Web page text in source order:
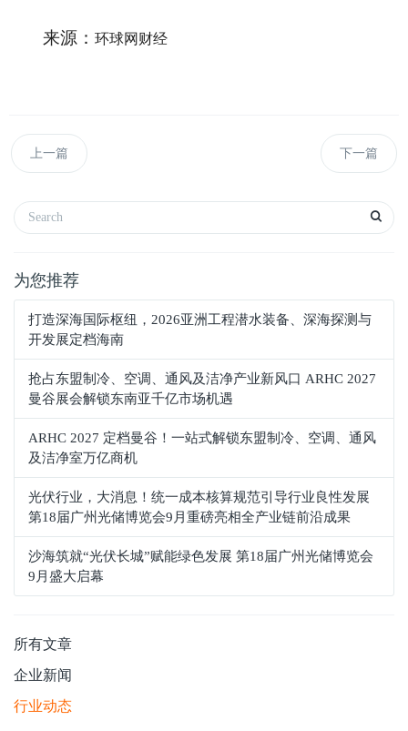
来源： 环球网财经
上一篇 下一篇
为您推荐
打造深海国际枢纽，2026亚洲工程潜水装备、深海探测与
开发展定档海南
抢占东盟制冷、空调、通风及洁净产业新风口 ARHC 2027
曼谷展会解锁东南亚千亿市场机遇
ARHC 2027 定档曼谷！一站式解锁东盟制冷、空调、通风
及洁净室万亿商机
光伏行业，大消息！统一成本核算规范引导行业良性发展
第18届广州光储博览会9月重磅亮相全产业链前沿成果
沙海筑就“光伏长城”赋能绿色发展 第18届广州光储博览会
9月盛大启幕
所有文章
企业新闻
行业动态